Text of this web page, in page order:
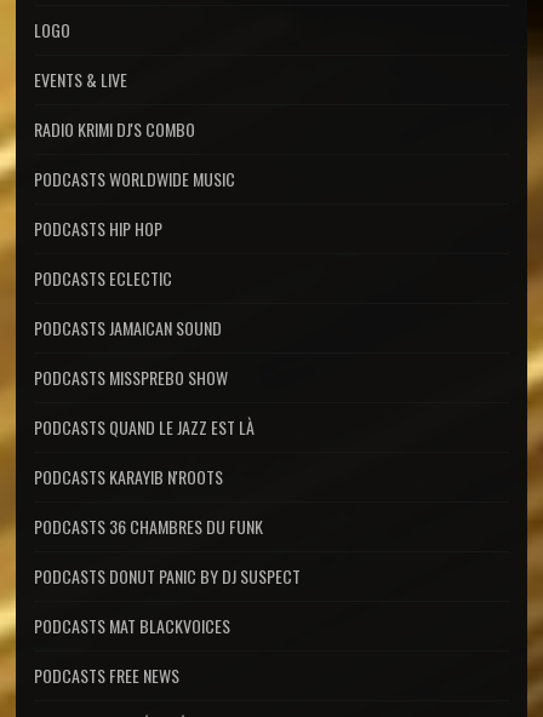
LOGO
EVENTS & LIVE
RADIO KRIMI DJ'S COMBO
PODCASTS WORLDWIDE MUSIC
PODCASTS HIP HOP
PODCASTS ECLECTIC
PODCASTS JAMAICAN SOUND
PODCASTS MISSPREBO SHOW
PODCASTS QUAND LE JAZZ EST LÀ
PODCASTS KARAYIB N'ROOTS
PODCASTS 36 CHAMBRES DU FUNK
PODCASTS DONUT PANIC BY DJ SUSPECT
PODCASTS MAT BLACKVOICES
PODCASTS FREE NEWS